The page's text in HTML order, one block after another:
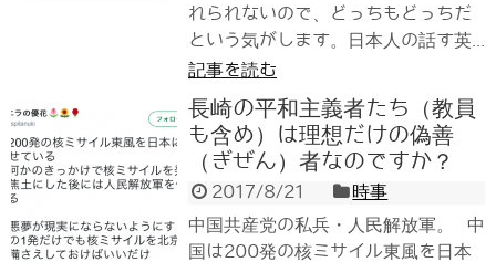
れられないので、どっちもどっちだ
という気がします。日本人の話す英...
記事を読む
長崎の平和主義者たち（教員
も含め）は理想だけの偽善
（ぎぜん）者なのですか？
2017/8/21
時事
中国共産党の私兵・人民解放軍。 中
国は200発の核ミサイル東風を日本